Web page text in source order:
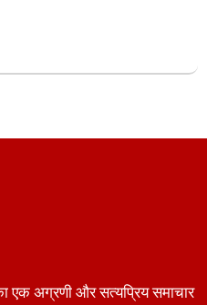
अग्रणी और सत्यप्रिय समाचार